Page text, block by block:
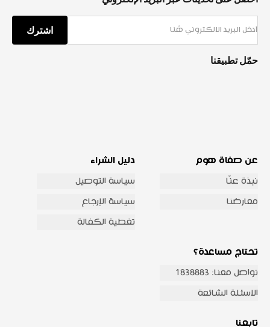
اشترك
حمّل تطبيقنا
عن صفاة هوم
نبذة عنّا
معارضنا
دليل الشراء
سياسة التوصيل
سياسة الإرجاع
تغطية الكفالة
تحتاج مساعدة؟
تواصل معنا: 1838883
الاسئلة الشائعة
تابعنا